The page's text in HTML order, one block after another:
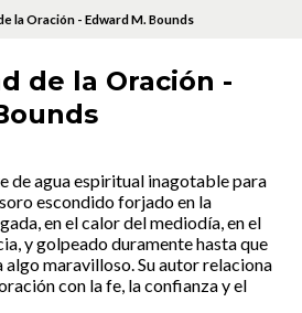
la Oración - Edward M. Bounds
de la Oración -
de agua espiritual inagotable para
escondido forjado en la
en el calor del mediodía, en el
y golpeado duramente hasta que
maravilloso. Su autor relaciona
con la fe, la confianza y el